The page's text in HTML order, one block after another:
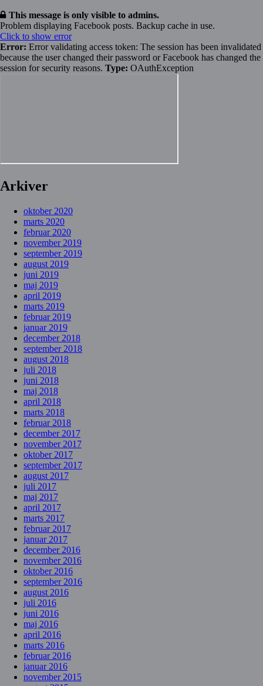
This message is only visible to admins.
Problem displaying Facebook posts. Backup cache in use.
Click to show error
Error: Error validating access token: The session has been invalidated
because the user changed their password or Facebook has changed the
session for security reasons. Type: OAuthException
Arkiver
oktober 2020
marts 2020
februar 2020
november 2019
september 2019
august 2019
juni 2019
maj 2019
april 2019
marts 2019
februar 2019
januar 2019
december 2018
september 2018
august 2018
juli 2018
juni 2018
maj 2018
april 2018
marts 2018
februar 2018
december 2017
november 2017
oktober 2017
september 2017
august 2017
juli 2017
maj 2017
april 2017
marts 2017
februar 2017
januar 2017
december 2016
november 2016
oktober 2016
september 2016
august 2016
juli 2016
juni 2016
maj 2016
april 2016
marts 2016
februar 2016
januar 2016
november 2015